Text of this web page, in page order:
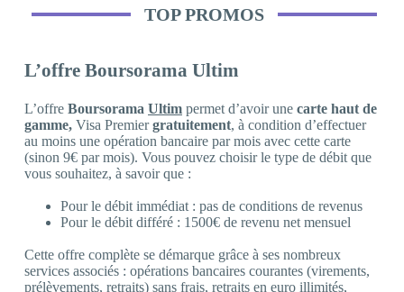
TOP PROMOS
L’offre Boursorama Ultim
L’offre Boursorama Ultim permet d’avoir une carte haut de
gamme, Visa Premiergratuitement, à condition d’effectuer
au moins une opération bancaire par mois avec cette carte
(sinon 9€ par mois). Vous pouvez choisir le type de débit que
vous souhaitez, à savoir que :
Pour le débit immédiat : pas de conditions de revenus
Pour le débit différé : 1500€ de revenu net mensuel
Cette offre complète se démarque grâce à ses nombreux
services associés : opérations bancaires courantes (virements,
prélèvements, retraits) sans frais, retraits en euro illimités,